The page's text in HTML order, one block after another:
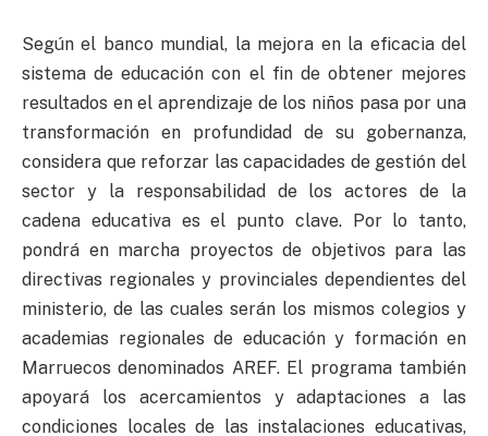
Según el banco mundial, la mejora en la eficacia del
sistema de educación con el fin de obtener mejores
resultados en el aprendizaje de los niños pasa por una
transformación en profundidad de su gobernanza,
considera que reforzar las capacidades de gestión del
sector y la responsabilidad de los actores de la
cadena educativa es el punto clave. Por lo tanto,
pondrá en marcha proyectos de objetivos para las
directivas regionales y provinciales dependientes del
ministerio, de las cuales serán los mismos colegios y
academias regionales de educación y formación en
Marruecos denominados AREF. El programa también
apoyará los acercamientos y adaptaciones a las
condiciones locales de las instalaciones educativas,